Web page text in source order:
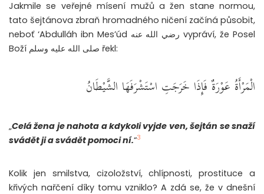
Jakmile se veřejné mísení mužů a žen stane normou,
tato šejtánova zbraň hromadného ničení začíná působit,
neboť ‘Abdulláh ibn Mes’úd رضي الله عنه vypráví, že Posel
Boží صلى الله عليه وسلم řekl:
الْمَرْأَةُ عَوْرَةٌ فَإِذَا خَرَجَتِ اسْتَشْرَفَهَا الشَّيْطَانُ
„Celá žena je nahota a kdykoli vyjde ven, šejtán se snaží
svádět ji a svádět pomoci ní.“3
Kolik jen smilstva, cizoložství, chlípnosti, prostituce a
křivých nařčení díky tomu vzniklo? A zdá se, že v dnešní